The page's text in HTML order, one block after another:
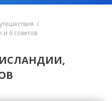
6 советов